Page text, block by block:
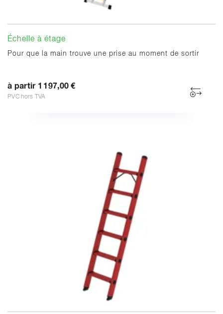
Échelle à étage
Pour que la main trouve une prise au moment de sortir
à partir 1 197,00 €
PVC hors TVA